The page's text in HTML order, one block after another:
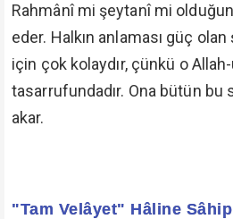
Rahmânî mi şeytanî mi
eder. Halkın anlaması güç
için çok kolaydır, çünkü o Allah-
tasarrufundadır. Ona bütün bu
akar.
"Tam Velâyet" Hâline